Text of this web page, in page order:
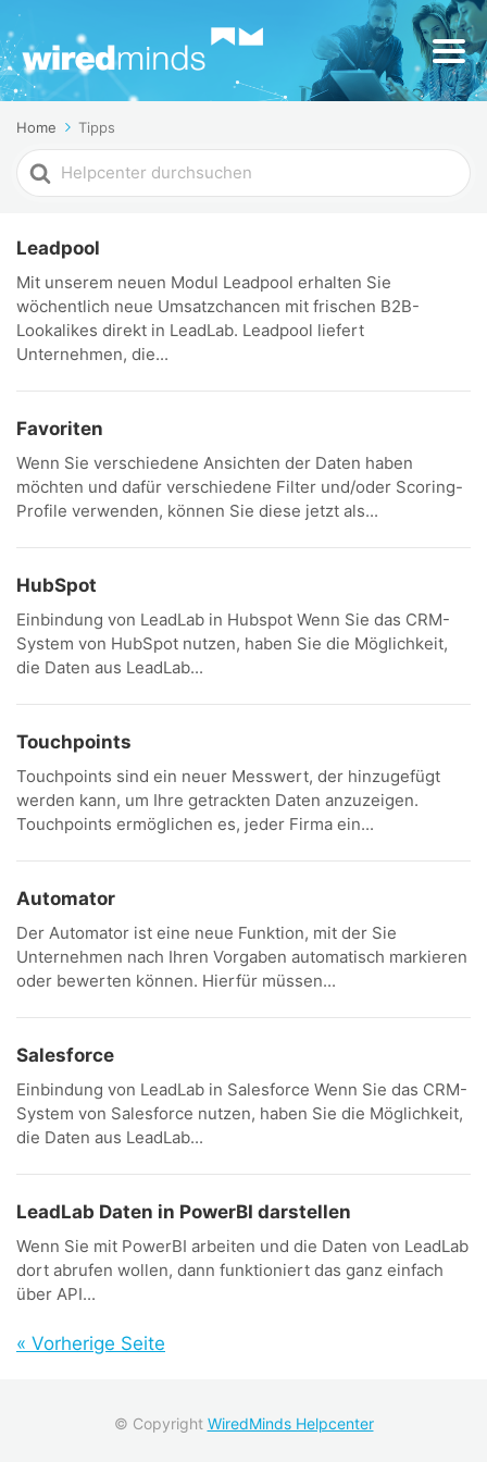
Home Tipps
Search
For
Leadpool
Mit unserem neuen Modul Leadpool erhalten Sie
wöchentlich neue Umsatzchancen mit frischen B2B-
Lookalikes direkt in LeadLab. Leadpool liefert
Unternehmen, die...
Favoriten
Wenn Sie verschiedene Ansichten der Daten haben
möchten und dafür verschiedene Filter und/oder Scoring-
Profile verwenden, können Sie diese jetzt als...
HubSpot
Einbindung von LeadLab in Hubspot Wenn Sie das CRM-
System von HubSpot nutzen, haben Sie die Möglichkeit,
die Daten aus LeadLab...
Touchpoints
Touchpoints sind ein neuer Messwert, der hinzugefügt
werden kann, um Ihre getrackten Daten anzuzeigen.
Touchpoints ermöglichen es, jeder Firma ein...
Automator
Der Automator ist eine neue Funktion, mit der Sie
Unternehmen nach Ihren Vorgaben automatisch markieren
oder bewerten können. Hierfür müssen...
Salesforce
Einbindung von LeadLab in Salesforce Wenn Sie das CRM-
System von Salesforce nutzen, haben Sie die Möglichkeit,
die Daten aus LeadLab...
LeadLab Daten in PowerBI darstellen
Wenn Sie mit PowerBI arbeiten und die Daten von LeadLab
dort abrufen wollen, dann funktioniert das ganz einfach
über API...
« Vorherige Seite
© Copyright WiredMinds Helpcenter